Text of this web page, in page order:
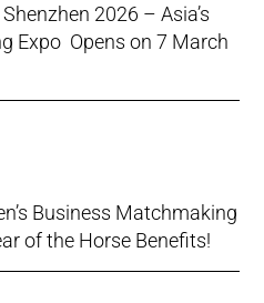
2026 – Asia’s
Expo Opens on 7 March
Business Matchmaking
of the Horse Benefits!